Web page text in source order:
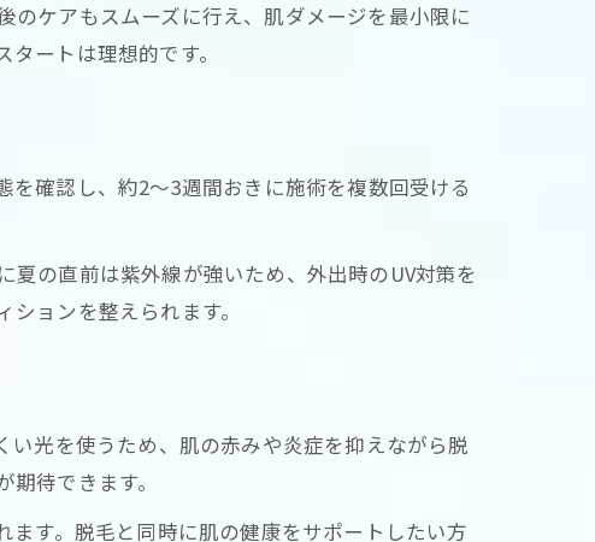
のケアもスムーズに行え、肌ダメージを最小限に
ートは理想的です。
確認し、約2〜3週間おきに施術を複数回受ける
の直前は紫外線が強いため、外出時のUV対策を
ョンを整えられます。
光を使うため、肌の赤みや炎症を抑えながら脱
待できます。
す。脱毛と同時に肌の健康をサポートしたい方